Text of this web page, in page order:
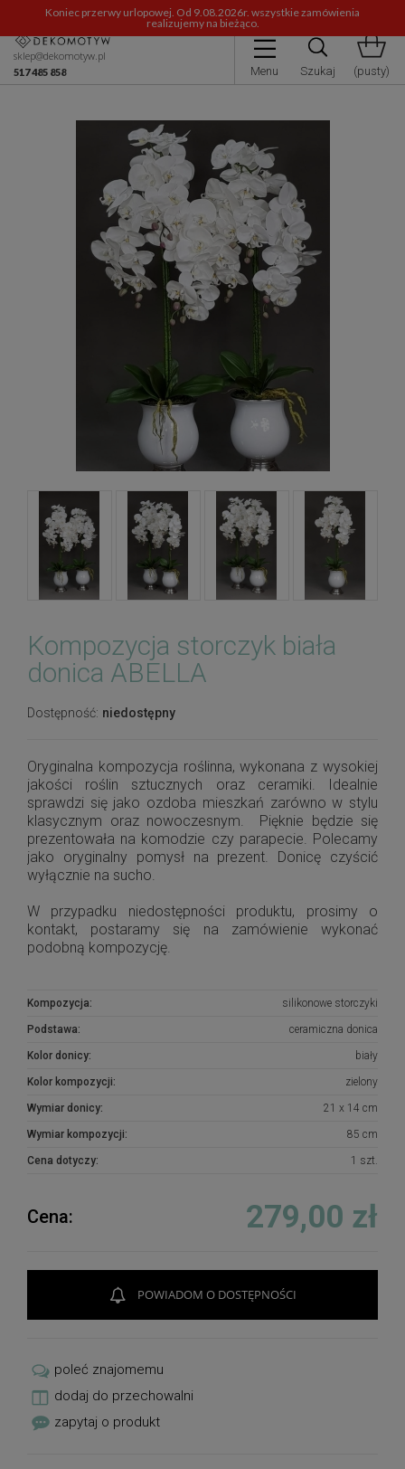
Koniec przerwy urlopowej. Od 9.08.2026r. wszystkie zamówienia
realizujemy na bieżąco.
Menu Szukaj (pusty)
sklep@dekomotyw.pl
517 485 858
Kompozycja storczyk biała
donica ABELLA
Dostępność: niedostępny
Oryginalna kompozycja roślinna, wykonana z wysokiej
jakości roślin sztucznych oraz ceramiki. Idealnie
sprawdzi się jako ozdoba mieszkań zarówno w stylu
klasycznym oraz nowoczesnym. Pięknie będzie się
prezentowała na komodzie czy parapecie. Polecamy
jako oryginalny pomysł na prezent. Donicę czyścić
wyłącznie na sucho.
W przypadku niedostępności produktu, prosimy o
kontakt, postaramy się na zamówienie wykonać
podobną kompozycję.
Kompozycja: silikonowe storczyki
Podstawa: ceramiczna donica
Kolor donicy: biały
Kolor kompozycji: zielony
Wymiar donicy: 21 x 14 cm
Wymiar kompozycji: 85 cm
Cena dotyczy: 1 szt.
Cena: 279,00 zł
POWIADOM O DOSTĘPNOŚCI
poleć znajomemu
dodaj do przechowalni
zapytaj o produkt